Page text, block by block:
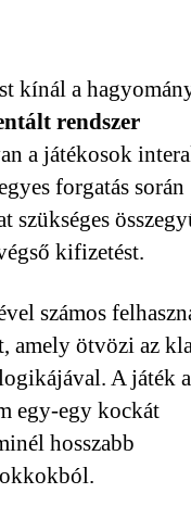
kínál a
rendszer
a játékosok
forgatás során
kifizetést.
számos
amely ötvözi az
A játék
egy-egy kockát
hosszabb